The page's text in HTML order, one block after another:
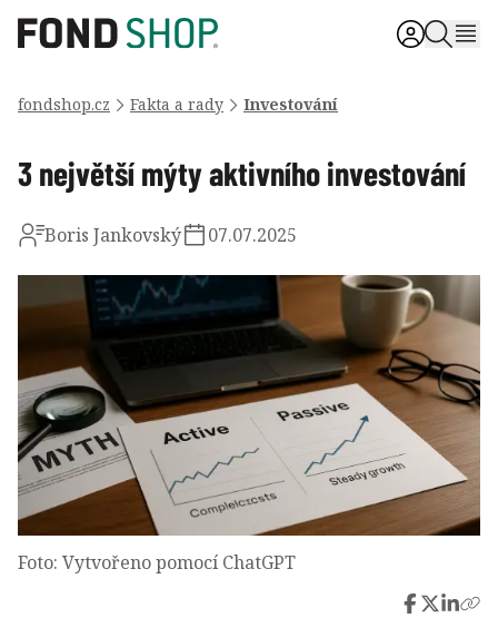
fondshop.cz Fakta a rady Investování
3 největší mýty aktivního investování
Boris Jankovský 07.07.2025
Foto: Vytvořeno pomocí ChatGPT